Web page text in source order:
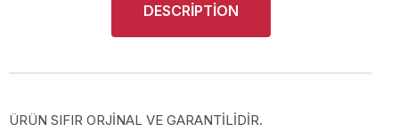
DESCRIPTION
ÜRÜN SIFIR ORJİNAL VE GARANTİLİDİR.